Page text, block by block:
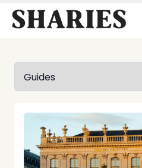
Selectionnez une catégorie